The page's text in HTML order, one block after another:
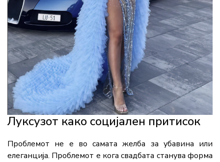
Луксузот како социјален притисок
Проблемот не е во самата желба за убавина или
елеганција. Проблемот е кога свадбата станува форма